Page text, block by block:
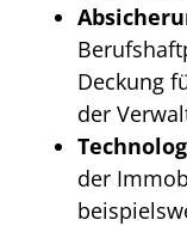
Deckung
der
der